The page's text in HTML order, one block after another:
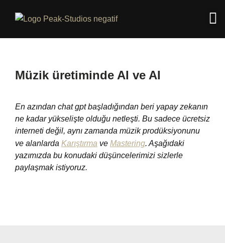
Müzik üretiminde AI ve AI
En azından chat gpt başladığından beri yapay zekanın
ne kadar yükselişte olduğu netleşti. Bu sadece ücretsiz
interneti değil, aynı zamanda müzik prodüksiyonunu
ve alanlarda Karıştırma ve Mastering. Aşağıdaki
yazımızda bu konudaki düşüncelerimizi sizlerle
paylaşmak istiyoruz.